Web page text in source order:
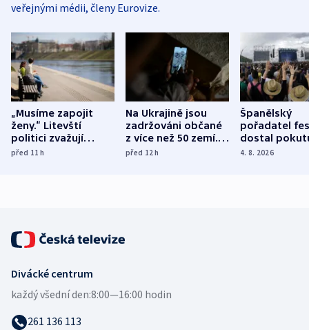
veřejnými médii, členy Eurovize.
„Musíme zapojit
ženy.“ Litevští
politici zvažují
dohodu o
před 11h
Na Ukrajině jsou
zadržováni občané
z více než 50 zemí.
Bojovali na straně
před 12h
Španělský
pořadatel
dostal
nekalé
4. 8. 2026
Divácké centrum
každý všední den:8:00—16:00 hodin
261 136 113